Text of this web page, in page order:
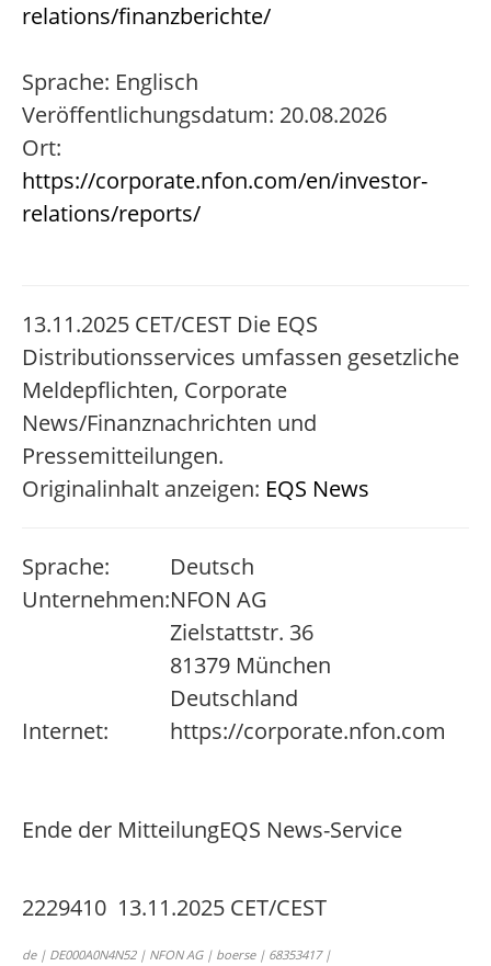
relations/finanzberichte/
Sprache: Englisch
Veröffentlichungsdatum: 20.08.2026
Ort:
https://corporate.nfon.com/en/investor-
relations/reports/
13.11.2025 CET/CEST Die EQS
Distributionsservices umfassen gesetzliche
Meldepflichten, Corporate
News/Finanznachrichten und
Pressemitteilungen.
Originalinhalt anzeigen: EQS News
Sprache:
Deutsch
Unternehmen:NFON AG
Zielstattstr. 36
81379 München
Deutschland
Internet:
https://corporate.nfon.com
Ende der MitteilungEQS News-Service
2229410 13.11.2025 CET/CEST
de | DE000A0N4N52 | NFON AG | boerse | 68353417 |